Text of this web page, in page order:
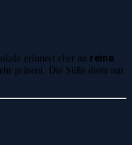
erinnert eher an reine
präsent. Die Süße dient nur